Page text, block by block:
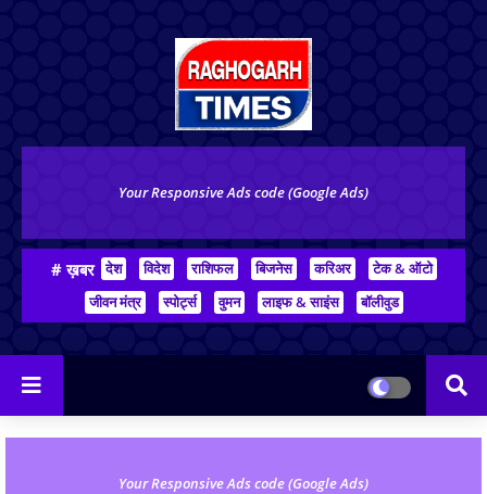
Your Responsive Ads code (Google Ads)
# ख़बर देश विदेश राशिफल बिजनेस करिअर
टेक & ऑटो
जीवन मंत्र
स्पोर्ट्स वुमन लाइफ & साइंस बॉलीवुड
Your Responsive Ads code (Google Ads)